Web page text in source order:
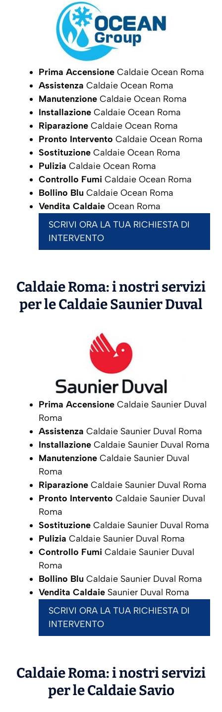
Prima Accensione Caldaie Ocean Roma
Assistenza Caldaie Ocean Roma
Manutenzione Caldaie Ocean Roma
Installazione Caldaie Ocean Roma
Riparazione Caldaie Ocean Roma
Pronto Intervento Caldaie Ocean Roma
Sostituzione Caldaie Ocean Roma
Pulizia Caldaie Ocean Roma
Controllo Fumi Caldaie Ocean Roma
Bollino Blu Caldaie Ocean Roma
Vendita Caldaie Ocean Roma
SCRIVI ORA LA TUA RICHIESTA DI
INTERVENTO
Caldaie Roma: i nostri servizi
per le CaldaieSaunier Duval
Prima Accensione Caldaie Saunier Duval
Roma
Assistenza Caldaie Saunier Duval Roma
Installazione Caldaie Saunier Duval Roma
Manutenzione Caldaie Saunier Duval
Roma
Riparazione Caldaie Saunier Duval Roma
Pronto Intervento Caldaie Saunier Duval
Roma
Sostituzione Caldaie Saunier Duval Roma
Pulizia Caldaie Saunier Duval Roma
Controllo Fumi Caldaie Saunier Duval
Roma
Bollino Blu Caldaie Saunier Duval Roma
Vendita Caldaie Saunier Duval Roma
SCRIVI ORA LA TUA RICHIESTA DI
INTERVENTO
Caldaie Roma: i nostri servizi
per le CaldaieSavio